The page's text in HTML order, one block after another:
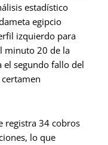
estadístico
egipcio
izquierdo para
minuto 20 de la
el segundo fallo del
registra 34 cobros
lo que